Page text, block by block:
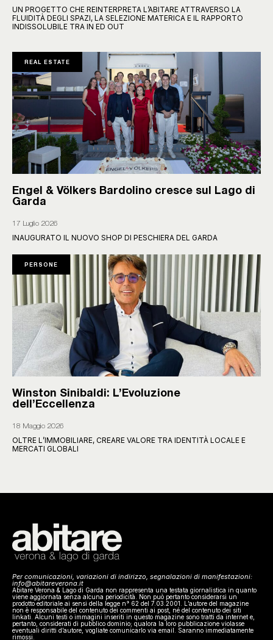
UN PROGETTO CHE REINTERPRETA L’ABITARE ATTRAVERSO LA
FLUIDITÀ DEGLI SPAZI, LA SELEZIONE MATERICA E IL RAPPORTO
INDISSOLUBILE TRA IN ED OUT
REAL ESTATE
Engel & Völkers Bardolino cresce sul Lago di
Garda
17 Luglio 2026
INAUGURATO IL NUOVO SHOP DI PESCHIERA DEL GARDA
PERSONE
Winston Sinibaldi: L’Evoluzione
dell’Eccellenza
18 Maggio 2026
OLTRE L’IMMOBILIARE, CREARE VALORE TRA IDENTITÀ LOCALE E
MERCATI GLOBALI
Per comunicazioni, variazioni di indirizzo, segnalazioni di manifestazioni:
info@abitareverona.it
Abitare Verona & Lago di Garda non rappresenta una testata giornalistica in quanto
viene aggiornata senza alcuna periodicità. Non può pertanto considerarsi un
prodotto editoriale ai sensi della legge n° 62 del 7.03.2001. L’autore del magazine
non è responsabile del contenuto dei commenti ai post, né del contenuto dei siti
linkati. Alcuni testi o immagini inseriti in questo magazine sono tratti da internet e,
pertanto, considerati di pubblico dominio; qualora la loro pubblicazione violasse
eventuali diritti d’autore, vogliate comunicarlo via email. Saranno immediatamente
rimossi.